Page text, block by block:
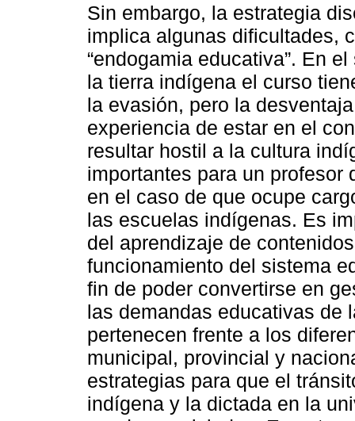
Sin embargo, la estrategia
implica algunas dificultades,
“endogamia educativa”. En
la tierra indígena el curso
la evasión, pero la
experiencia de estar en el
resultar hostil a la cultura
importantes para un
en el caso de que ocupe
las escuelas indígenas. Es
del aprendizaje de
funcionamiento del sistema
fin de poder convertirse en
las demandas educativas de
pertenecen frente a los
municipal, provincial y
estrategias para que el
indígena y la dictada en la